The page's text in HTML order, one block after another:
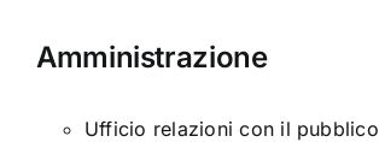
Amministrazione
Ufficio relazioni con il pubblico